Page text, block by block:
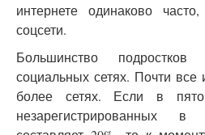
интернете одинаково
соцсети.
Большинство подростков
социальных сетях. Почти все
более сетях. Если в
незарегистрированных в